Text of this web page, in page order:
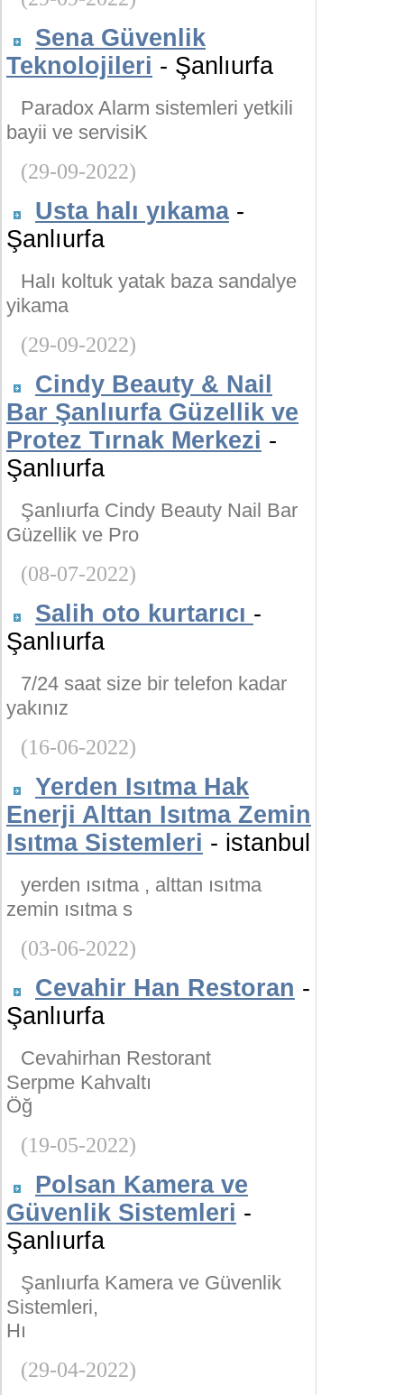
Sena Güvenlik
Teknolojileri - Şanlıurfa
Paradox Alarm sistemleri yetkili
bayii ve servisiK
(29-09-2022)
Usta halı yıkama-
Şanlıurfa
Halı koltuk yatak baza sandalye
yikama
(29-09-2022)
Cindy Beauty & Nail
Bar Şanlıurfa Güzellik ve
Protez Tırnak Merkezi -
Şanlıurfa
Şanlıurfa Cindy Beauty Nail Bar
Güzellik ve Pro
(08-07-2022)
Salih oto kurtarıcı -
Şanlıurfa
7/24 saat size bir telefon kadar
yakınız
(16-06-2022)
Yerden Isıtma Hak
Enerji Alttan Isıtma Zemin
Isıtma Sistemleri - istanbul
yerden ısıtma , alttan ısıtma
zemin ısıtma s
(03-06-2022)
Cevahir Han Restoran -
Şanlıurfa
Cevahirhan Restorant
Serpme Kahvaltı
Öğ
(19-05-2022)
Polsan Kamera ve
Güvenlik Sistemleri -
Şanlıurfa
Şanlıurfa Kamera ve Güvenlik
Sistemleri,
Hı
(29-04-2022)